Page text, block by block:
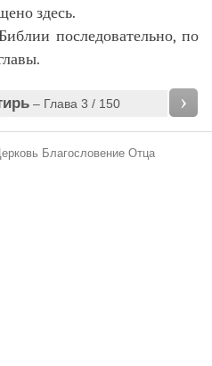
здесь.
последовательно, по
– Глава 3 / 150 ›
Благословение Отца